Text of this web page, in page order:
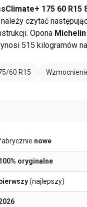
175 60 R15
czytać
Opona
515 kilogramów
60 R15
nowe
oryginalne
(najlepszy)